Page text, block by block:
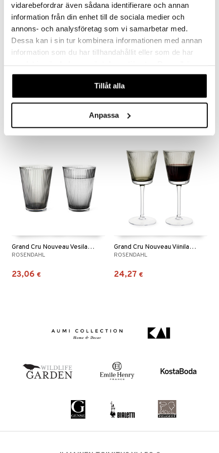
vidarebefordrar även sådana identifierare och annan
information från din enhet till de sociala medier och
annons- och analysföretag som vi samarbetar med.
Dessa kan i sin tur kombinera informationen med annan
information som du har tillhandahållit eller som de har
våra cookies vid fortsatt användande av vår webbplats.
Tillåt alla
Anpassa
ROSENDAHL
24,99
Grand Cru Nouveau Vesilasit smoke 2 kpl
ROSENDAHL
23,06 €
Grand Cru Nouveau Viinilasit smoke 2 kpl
ROSENDAHL
24,27 €